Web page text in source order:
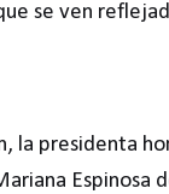
se ven
la presidenta